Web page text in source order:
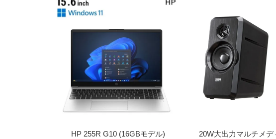
HP 255R G10 (16GBモデル) 20W大出力マルチメ